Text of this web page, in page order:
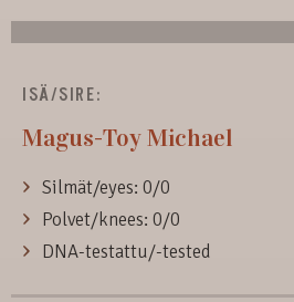
ISÄ/SIRE:
Magus-Toy Michael
Silmät/eyes: 0/0
Polvet/knees: 0/0
DNA-testattu/-tested